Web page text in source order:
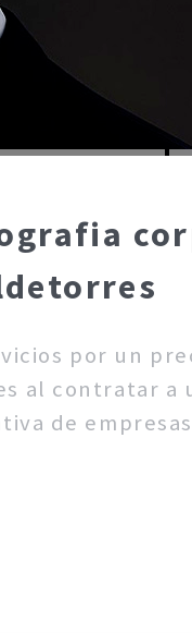
por un
al contratar
de empresas